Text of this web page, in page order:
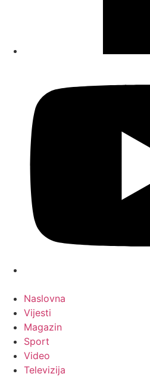
Naslovna
Vijesti
Magazin
Sport
Video
Televizija